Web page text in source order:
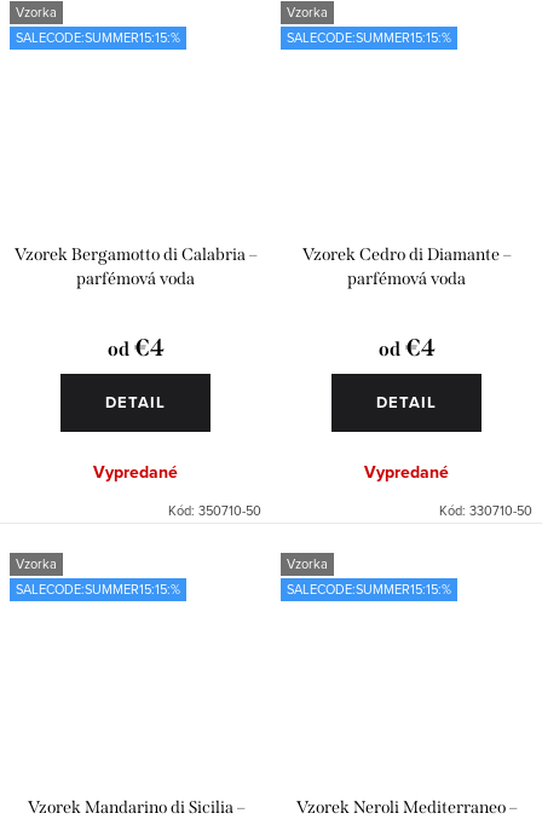
Vzorka
SALECODE:SUMMER15:15:%
Vzorek Bergamotto di Calabria –
parfémová voda
od€4
DETAIL
Vypredané
Kód: 350710-50
Vzorka
SALECODE:SUMMER15:15:%
Vzorek Cedro di Diamante –
parfémová voda
od€4
DETAIL
Vypredané
Kód: 330710-50
Vzorka
SALECODE:SUMMER15:15:%
Vzorek Mandarino di Sicilia –
Vzorka
SALECODE:SUMMER15:15:%
Vzorek Neroli Mediterraneo –